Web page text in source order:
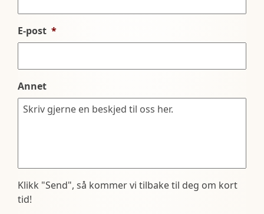
E-post *
Annet
Klikk "Send", så kommer vi tilbake til deg om kort
tid!